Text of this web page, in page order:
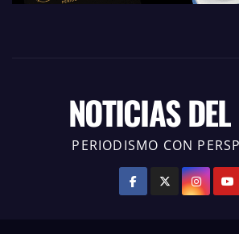
NOTICIAS DEL
PERIODISMO CON